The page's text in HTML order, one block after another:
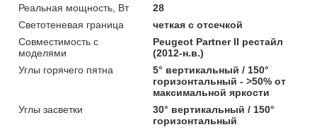
Реальная мощность, Вт
28
Светотеневая граница
четкая с отсечкой
Совместимость с
моделями
Peugeot Partner II рестайл
(2012-н.в.)
Углы горячего пятна
5° вертикальный / 150°
горизонтальный - >50% от
максимальной яркости
Углы засветки
30° вертикальный / 150°
горизонтальный